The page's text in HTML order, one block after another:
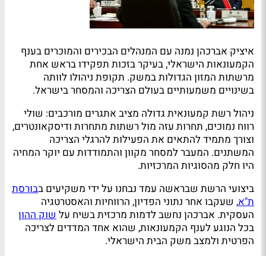
איציק אברכהן נמנה עם המנהלים הבכירים והמוכרים בענף
הקמעונאות הישראלי, בעיקר בזכות תפקידו בראש אחת
מרשתות המזון הגדולות במשק. תקופת ניהולו לוותה
בשינויים משמעותיים בעולם הצריכה והמסחר בישראל.
ניהול רשת קמעונאית גדולה מציב אתגרים מורכבים: שולי
רווח נמוכים, תחרות עזה מול רשתות מתחרות ודיסקאונטרים,
וצורך מתמיד להתאים את הפעילות להרגלי הצריכה
המשתנים. המעבר למסחר מקוון והתמודדות עם יוקר המחיה
היו חלק מהסוגיות המרכזיות.
ביצועי הרשת שבראשה עמד נבחנו על ידי משקיעים בבורסת
ת"א, שעקבו אחר נתוני הפדיון, הרווחיות והאסטרטגיה
העסקית. אברכהן נחשב לדמות מרכזית בשיח עלשוק ההון
בכל הנוגע לענף הקמעונאות, שהוא אחד המדדים לצריכה
הפרטית ולמצב משק הבית הישראלי.